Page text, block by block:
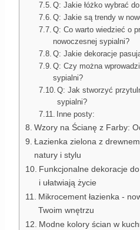
Q: Jakie łóżko wybrać
Q: Jakie są trendy w
Q: Co warto wiedzieć o
nowoczesnej sypialni?
Q: Jakie dekoracje
Q: Czy można
sypialni?
Q: Jak stworzyć
sypialni?
Inne posty:
Wzory na Ścianę z Farby:
Łazienka zielona z
natury i stylu
Funkcjonalne dekoracje
i ułatwiają życie
Mikrocement łazienka -
Twoim wnętrzu
Modne kolory ścian w